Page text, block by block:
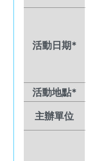
活動日期*
活動地點*
主辦單位